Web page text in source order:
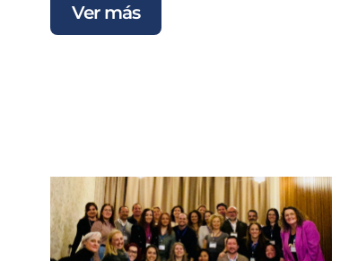
Ver más